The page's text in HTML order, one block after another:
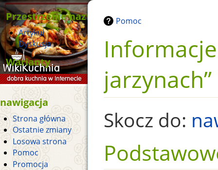
Pomoc
jarzynach”
Skocz do:
Przestrzenie nazw
Artykuł
Dyskusja
Warianty
nawigacja
Strona główna
Ostatnie zmiany
Losowa strona
Pomoc
Promocja